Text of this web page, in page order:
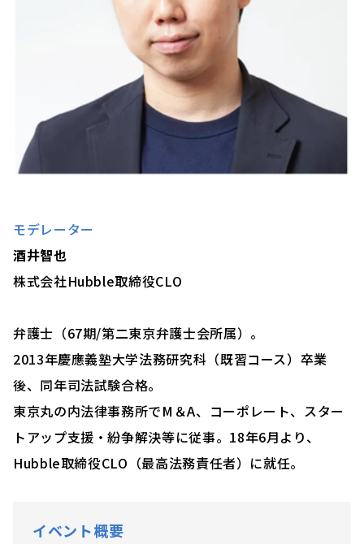
モデレーター
酒井智也
株式会社Hubble取締役CLO
弁護士（67期/第二東京弁護士会所属）。
2013年慶應義塾⼤学法務研究科（既習コース）卒業
後、同年司法試験合格。
東京丸の内法律事務所でM＆A、コーポレート、スター
トアップ支援・紛争解決等に従事。18年6⽉より、
Hubble取締役CLO（最高法務責任者）に就任。
イベント概要